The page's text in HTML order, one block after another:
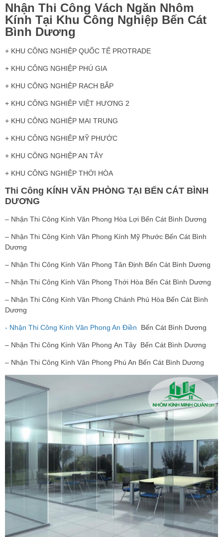
Nhận Thi Công Vách Ngăn Nhôm
Kính Tại Khu Công Nghiệp Bến Cát
Bình Dương
+ KHU CÔNG NGHIỆP QUỐC TẾ PROTRADE
+ KHU CÔNG NGHIỆP PHÚ GIA
+ KHU CÔNG NGHIÊP RẠCH BẮP
+ KHU CÔNG NGHIÊP VIỆT HƯƠNG 2
+ KHU CÔNG NGHIỆP MAI TRUNG
+ KHU CÔNG NGHIÊP MỸ PHƯỚC
+ KHU CÔNG NGHIỆP AN TÂY
+ KHU CÔNG NGHIỆP THỚI HÒA
Thi Công KÍNH VĂN PHÒNG TẠI BẾN CÁT BÌNH
DƯƠNG
– Nhận Thi Công Kính Văn Phong Hòa Lợi Bến Cát Bình Dương
– Nhận Thi Công Kính Văn Phong Kính Mỹ Phước Bến Cát Bình
Dương
– Nhận Thi Công Kính Văn Phong Tân Định Bến Cát Bình Dương
– Nhận Thi Công Kính Văn Phong Thới Hòa Bến Cát Bình Dương
– Nhận Thi Công Kính Văn Phong Chánh Phú Hòa Bến Cát Bình
Dương
- Nhận Thi Công Kính Văn Phong An Điền Bến Cát Bình Dương
– Nhận Thi Công Kính Văn Phong An Tây Bến Cát Bình Dương
– Nhận Thi Công Kính Văn Phong Phú An Bến Cát Bình Dương